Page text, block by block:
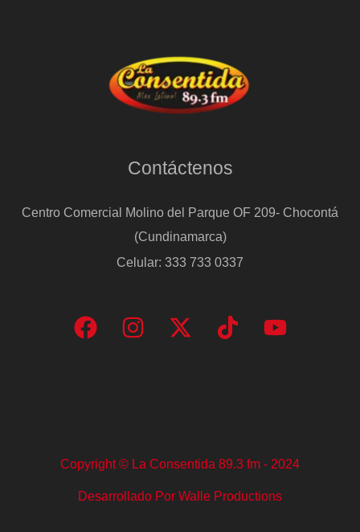
Contáctenos
Centro Comercial Molino del Parque OF 209- Chocontá
(Cundinamarca)
Celular: 333 733 0337
Copyright © La Consentida 89.3 fm - 2024
Desarrollado Por Walle Productions